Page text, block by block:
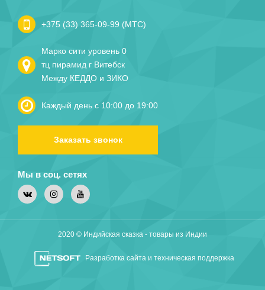
+375 (33) 365-09-99 (МТС)
Марко сити уровень 0
тц пирамид г Витебск
Между КЕДДО и ЗИКО
Каждый день с 10:00 до 19:00
Заказать звонок
Мы в соц. сетях
Разработка сайта и техническая поддержка
2020 © Индийская сказка - товары из Индии